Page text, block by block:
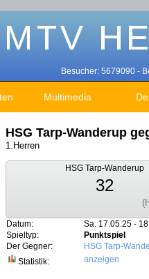
Besucher: 5679090 -
Multimedia
HSG Tarp-Wanderup
1.Herren
HSG Tarp-Wanderup
32
Datum:
Sa. 17.05.25 -
Spieltyp:
Punktspiel
Der Gegner:
HSG Tarp-
Statistik:
anzeigen